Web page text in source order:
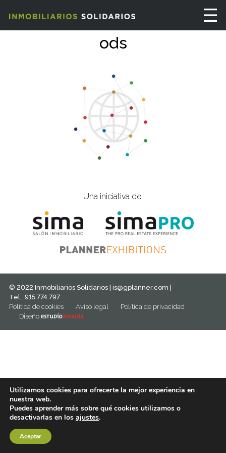
ods
Una iniciativa de:
© 2022 Inmobiliarios Solidarios | is@gplanner.com |
Tel.: 915 774 797
Política de cookies
Aviso legal
Política de privacidad
Diseño
Utilizamos cookies para ofrecerte la mejor experiencia en
nuestra web.
Puedes aprender más sobre qué cookies utilizamos o
desactivarlas en los ajustes.
Aceptar